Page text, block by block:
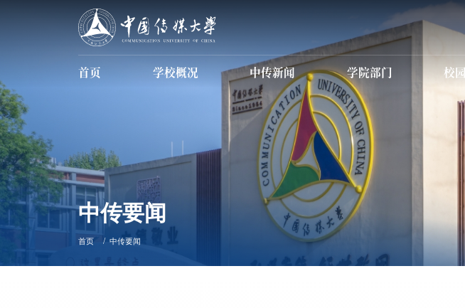
首页 学校概况
现任领导
信息公开
数据中传
中传新闻 学院部门
党群职能部门
教学科研单位
校
信
电
中传要闻
首页 中传要闻